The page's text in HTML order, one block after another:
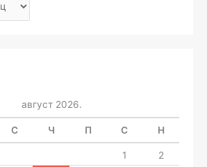
август 2026.
С Ч П С Н
1
2